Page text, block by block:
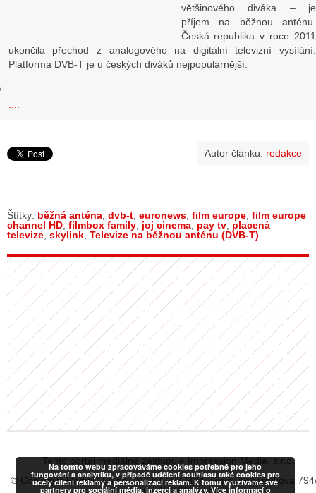
DISKUTÉRA NA RADIOTV
většinového diváka – je
příjem na běžnou anténu.
Česká republika v roce 2011
ukončila přechod z analogového na digitální televizní vysílání.
Platforma DVB-T je u českých diváků nejpopulárnější.
Autor článku: redakce
Štítky: běžná anténa dvb-t euronews film europe film europe
channel HD filmbox family joj cinema pay tv placená
televize skylink Televize na běžnou anténu (DVB-T)
Tento portál mediálně zastupuje Impression Media, s.r.o.
© Copyright RadiaCZ s.r.o., IČO: 06533434, Sídlo: Koperníkova
Vinohrady, 120 00 Praha 2
Na tomto webu zpracováváme cookies potřebné pro jeho
fungování a analytiku, v případě udělení souhlasu také cookies pro
účely cílení reklamy a personalizaci reklam. K tomu využíváme své
partnery pro sociální média, inzerci a analýzy. Více informací o